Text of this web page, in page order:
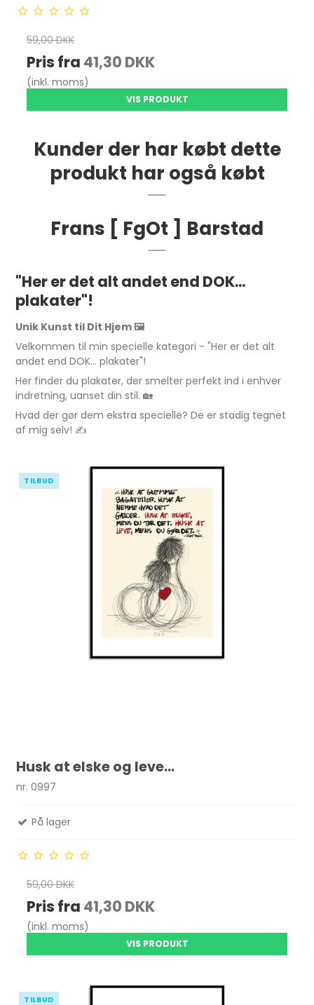
59,00 DKK
Pris fra 41,30 DKK
(inkl. moms)
VIS PRODUKT
Kunder der har købt dette
produkt har også købt
Frans [ FgOt ] Barstad
"Her er det alt andet end DOK...
plakater"!
Unik Kunst til Dit Hjem 🖼️
Velkommen til min specielle kategori - "Her er det alt
andet end DOK... plakater"!
Her finder du plakater, der smelter perfekt ind i enhver
indretning, uanset din stil. 🏡
Hvad der gør dem ekstra specielle? De er stadig tegnet
af mig selv! ✍️
TILBUD
Husk at elske og leve...
nr. 0997
På lager
59,00 DKK
Pris fra 41,30 DKK
(inkl. moms)
VIS PRODUKT
TILBUD